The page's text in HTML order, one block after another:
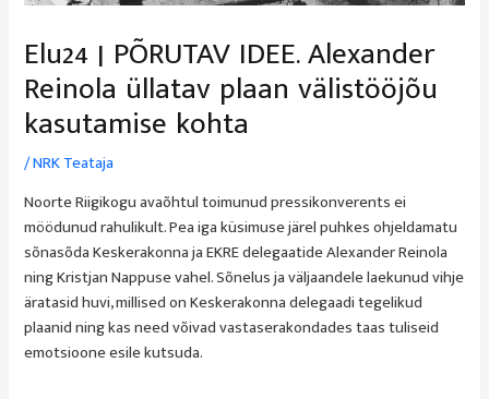
Elu24 | PÕRUTAV IDEE. Alexander
Reinola üllatav plaan välistööjõu
kasutamise kohta
/NRK Teataja
Noorte Riigikogu avaõhtul toimunud pressikonverents ei
möödunud rahulikult. Pea iga küsimuse järel puhkes ohjeldamatu
sõnasõda Keskerakonna ja EKRE delegaatide Alexander Reinola
ning Kristjan Nappuse vahel. Sõnelus ja väljaandele laekunud vihje
äratasid huvi, millised on Keskerakonna delegaadi tegelikud
plaanid ning kas need võivad vastaserakondades taas tuliseid
emotsioone esile kutsuda.